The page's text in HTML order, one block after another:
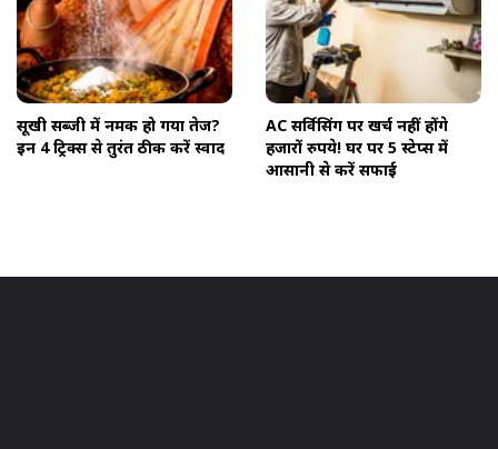
सूखी सब्जी में नमक हो गया तेज?
इन 4 ट्रिक्स से तुरंत ठीक करें स्वाद
AC सर्विसिंग पर खर्च नहीं होंगे
हजारों रुपये! घर पर 5 स्टेप्स में
आसानी से करें सफाई